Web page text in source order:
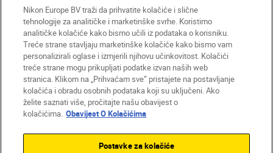
HR Nikon Sites
Obratite nam se
Obavijest o zaštiti privatnosti
Uvjeti upotrebe
Obavijest o kolačićima
Postavke kolačića
© 2026 Nikon
Back to top
Nikon Europe BV traži da prihvatite kolačiće i slične
tehnologije za analitičke i marketinške svrhe. Koristimo
analitičke kolačiće kako bismo učili iz podataka o korisniku.
Treće strane stavljaju marketinške kolačiće kako bismo vam
personalizirali oglase i izmjerili njihovu učinkovitost. Kolačići
treće strane mogu prikupljati podatke izvan naših web
stranica. Klikom na „Prihvaćam sve” pristajete na postavljanje
kolačića i obradu osobnih podataka koji su uključeni. Ako
želite saznati više, pročitajte našu obavijest o
kolačićima. Obavijest O Kolačićima
Postavke za kolačiće